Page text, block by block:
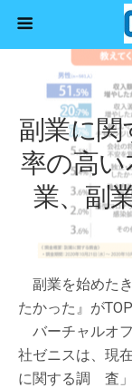
副業に
率の高い
業、副
副業を始めた
たかった』がTOP
バーチャルオ
社ゼニスは、現
に関する調 査」